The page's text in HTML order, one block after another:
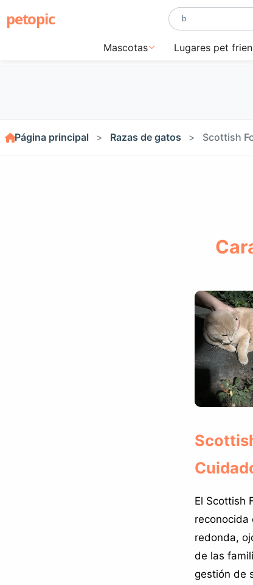
petopic
Mascotas Lugares pet
Página principal Razas de gatos Scottish
El Scottish
reconocida
redonda,
de las
gestión de